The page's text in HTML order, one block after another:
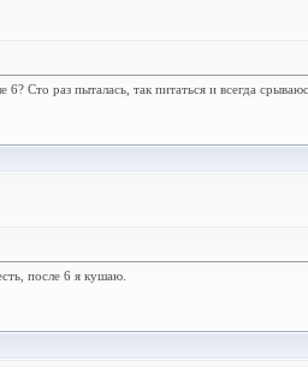
6? Сто раз пыталась, так питаться и всегда
после 6 я кушаю.